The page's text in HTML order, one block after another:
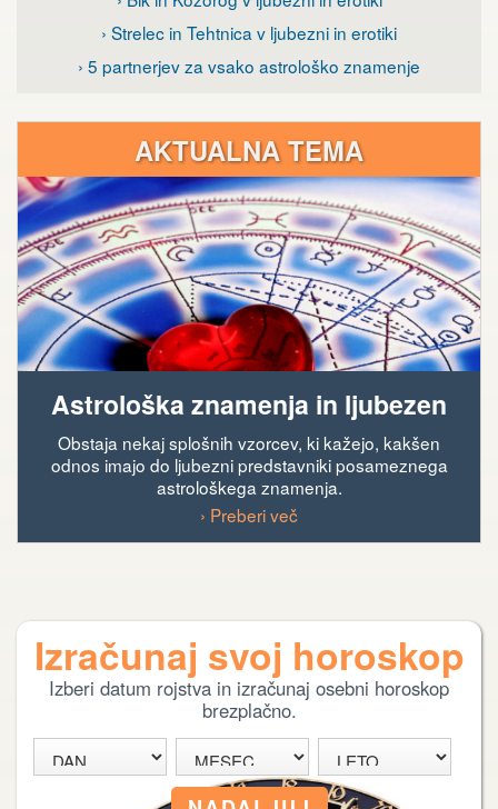
› Strelec in Tehtnica v ljubezni in erotiki
› 5 partnerjev za vsako astrološko znamenje
AKTUALNA TEMA
Astrološka znamenja in ljubezen
Obstaja nekaj splošnih vzorcev, ki kažejo, kakšen
odnos imajo do ljubezni predstavniki posameznega
astrološkega znamenja.
› Preberi več
Izračunaj svoj horoskop
Izberi datum rojstva in izračunaj osebni horoskop
brezplačno.